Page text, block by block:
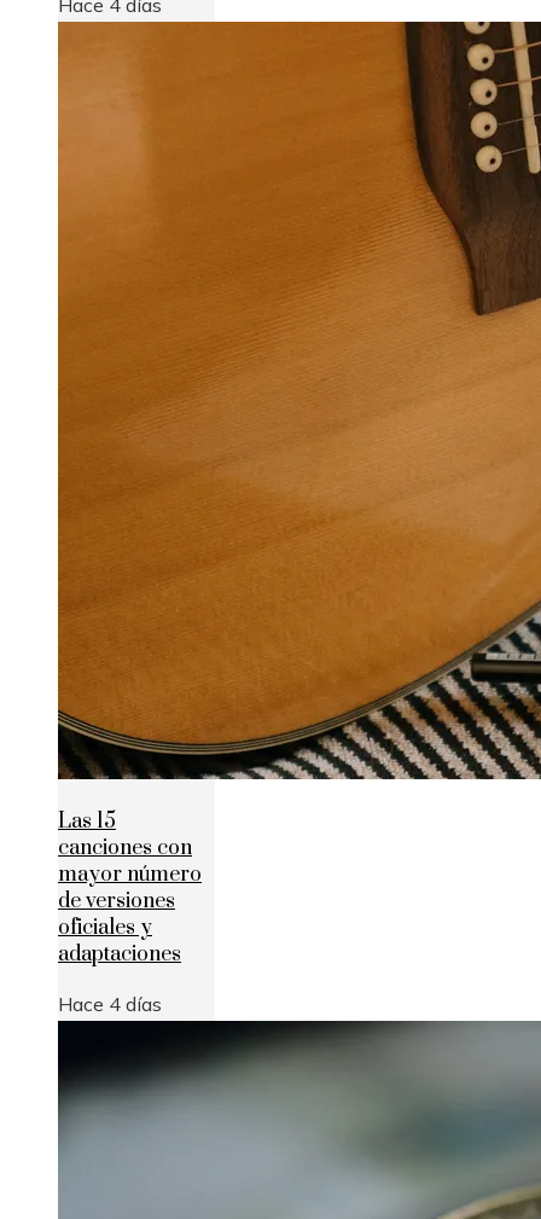
Hace 4 días
Las 15
canciones con
mayor número
de versiones
oficiales y
adaptaciones
Hace 4 días